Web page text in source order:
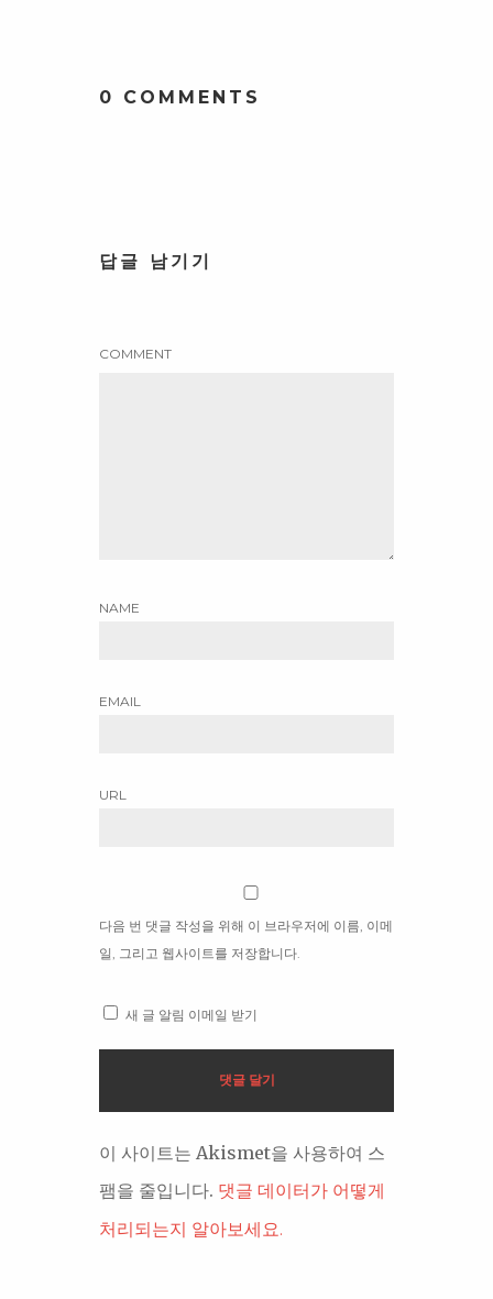
0 COMMENTS
답글 남기기
COMMENT
NAME
EMAIL
URL
다음 번 댓글 작성을 위해 이 브라우저에 이름, 이메
일, 그리고 웹사이트를 저장합니다.
새 글 알림 이메일 받기
이 사이트는 Akismet을 사용하여 스
팸을 줄입니다. 댓글 데이터가 어떻게
처리되는지 알아보세요.